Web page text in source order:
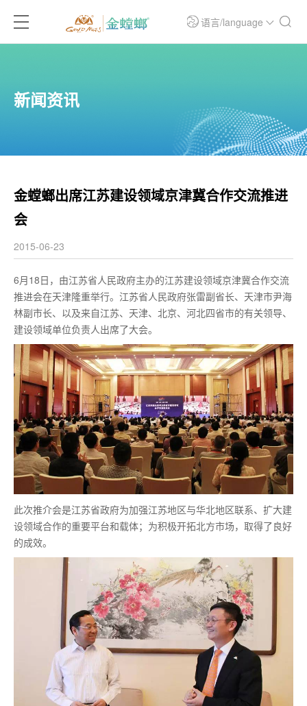
语言/language
新闻资讯
金螳螂出席江苏建设领域京津冀合作交流推进
会
2015-06-23
6月18日，由江苏省人民政府主办的江苏建设领域京津冀合作交流
推进会在天津隆重举行。江苏省人民政府张雷副省长、天津市尹海
林副市长、以及来自江苏、天津、北京、河北四省市的有关领导、
建设领域单位负责人出席了大会。
此次推介会是江苏省政府为加强江苏地区与华北地区联系、扩大建
设领域合作的重要平台和载体；为积极开拓北方市场，取得了良好
的成效。